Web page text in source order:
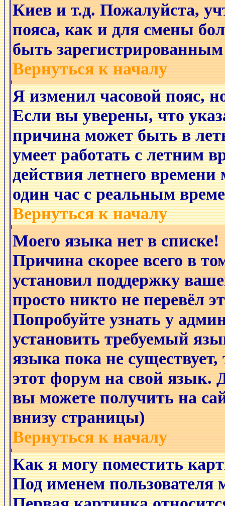
Киев и т.д. Пожалуйста,
пояса, как и для смены
быть зарегистрированным
Вернуться к началу
Я изменил часовой пояс,
Если вы уверены, что
причина может быть в
умеет работать с летним
действия летнего
один час с реальным
Вернуться к началу
Моего языка нет в списке!
Причина скорее всего в
установил поддержку
просто никто не перевёл
Попробуйте узнать у
установить требуемый
языка пока не
этот форум на свой
вы можете получить на
внизу страницы)
Вернуться к началу
Как я могу поместить
Под именем пользователя